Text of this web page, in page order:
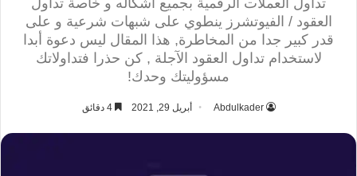
تداول العملات الرقمية بجميع أشكاله و خاصة تداول
العقود / الفيوتشرز ينطوي على شبهات شرعية و على
قدر كبير جدا من المخاطرة, هذا المقال ليس دعوة أبدا
لاستخدام تداول العقود الآجلة , كن حذرا فتداولاتك
مسؤوليتك وحدك!
Abdulkader أبريل 29, 2021 4 دقائق